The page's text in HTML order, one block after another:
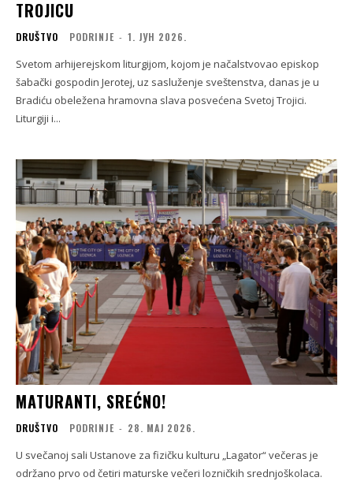
TROJICU
DRUŠTVO PODRINJE - 1. ЈУН 2026.
Svetom arhijerejskom liturgijom, kojom je načalstvovao episkop
šabački gospodin Jerotej, uz sasluženje sveštenstva, danas je u
Bradiću obeležena hramovna slava posvećena Svetoj Trojici.
Liturgiji i...
MATURANTI, SREĆNO!
DRUŠTVO PODRINJE - 28. МАЈ 2026.
U svečanoj sali Ustanove za fizičku kulturu „Lagator“ večeras je
održano prvo od četiri maturske večeri lozničkih srednjoškolaca.